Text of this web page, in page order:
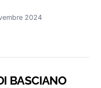
2024
BASCIANO